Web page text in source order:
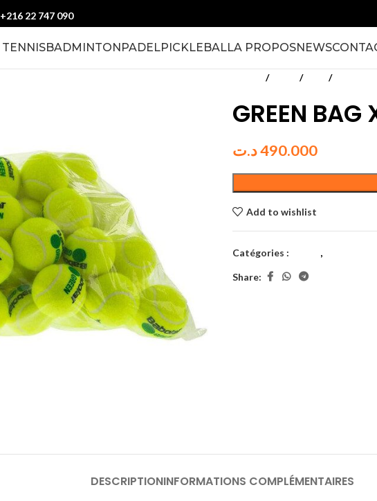
+216 22 747 090
TENNISBADMINTONPADELPICKLEBALLA PROPOSNEWS
Tennis Clubs Matériel
GREEN BAG
490.000د.ت
Add to wishlist
Catégories : ,
Share:
DESCRIPTIONINFORMATIONS COMPLÉMENTAIRES